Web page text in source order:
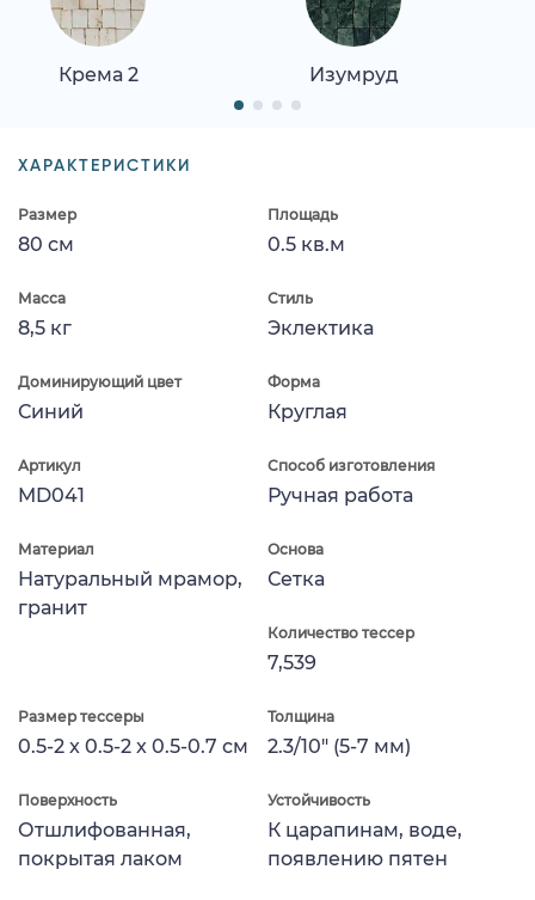
Крема 2 Изумруд
ХАРАКТЕРИСТИКИ
Размер
80 см
Площадь
0.5 кв.м
Масса
8,5 кг
Стиль
Эклектика
Доминирующий цвет
Синий
Форма
Круглая
Артикул
MD041
Способ изготовления
Ручная работа
Материал
Натуральный мрамор,
гранит
Основа
Сетка
Количество тессер
7,539
Размер тессеры
0.5-2 x 0.5-2 x 0.5-0.7 см
Толщина
2.3/10" (5-7 мм)
Поверхность
Отшлифованная,
покрытая лаком
Устойчивость
К царапинам, воде,
появлению пятен